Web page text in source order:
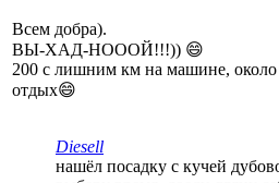
Всем добра).
ВЫ-ХАД-НОООЙ!!!)) 😄
200 с лишним км на машине,
отдых😄
Diesell
нашёл посадку с кучей